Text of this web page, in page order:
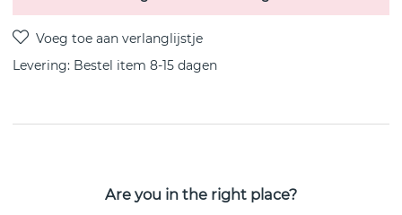
Levering: Bestel item 8-15 dagen
het Deense Georg Jensen 40-45 cm
Are you in the right place?